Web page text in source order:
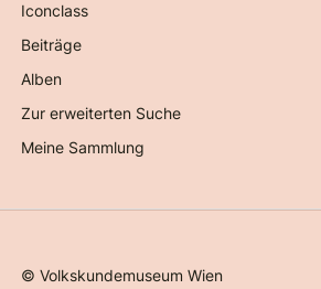
Iconclass
Beiträge
Alben
Zur erweiterten Suche
Meine Sammlung
©Volkskundemuseum Wien